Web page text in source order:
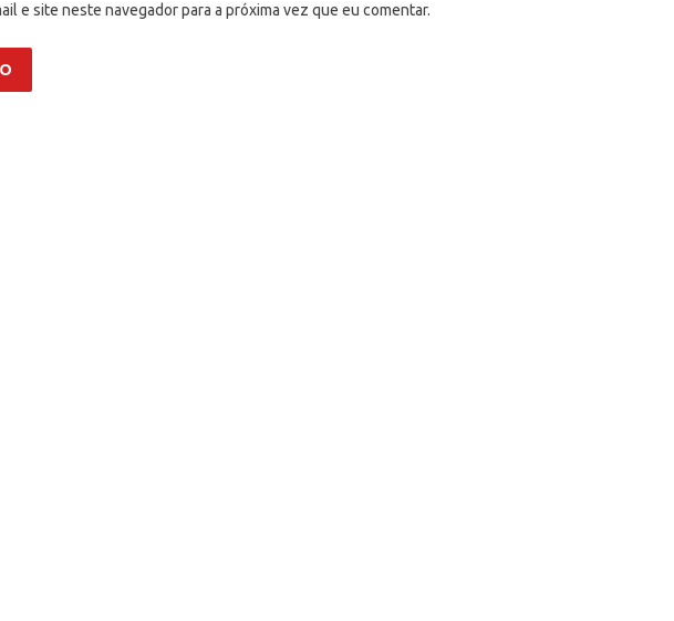
e site neste navegador para a próxima vez que eu comentar.